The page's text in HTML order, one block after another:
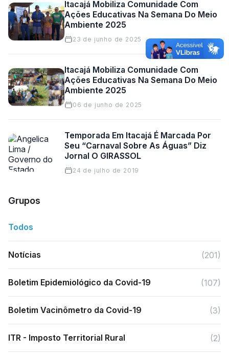
Itacajá Mobiliza Comunidade Com
Ações Educativas Na Semana Do Meio
Ambiente 2025
23 de junho de 2025
Itacajá Mobiliza Comunidade Com
Ações Educativas Na Semana Do Meio
Ambiente 2025
06 de junho de 2025
Temporada Em Itacajá É Marcada Por
Seu “carnaval Sobre As Águas” Diz
Jornal O GIRASSOL
24 de julho de 2019
Grupos
Todos
Notícias (201)
Boletim Epidemiológico da Covid-19 (107)
Boletim Vacinômetro da Covid-19 (3)
ITR - Imposto Territorial Rural (2)